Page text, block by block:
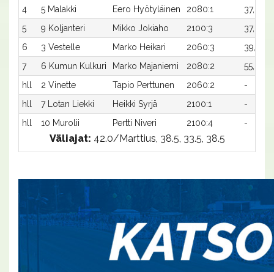
4
5 Malakki Eero Hyötyläinen 2080:1 37,2
5
9 Koljanteri Mikko Jokiaho 2100:3 37,0x
6
3 Vestelle Marko Heikari 2060:3 39,0x
7
6 Kumun Kulkuri Marko Majaniemi 2080:2 55,2x
hll
2 Vinette Tapio Perttunen 2060:2 -
hll
7 Lotan Liekki Heikki Syrjä 2100:1 -
hll
10 Murolii Pertti Niveri 2100:4 -
Väliajat: 42.0/Marttius, 38.5, 33.5, 38.5